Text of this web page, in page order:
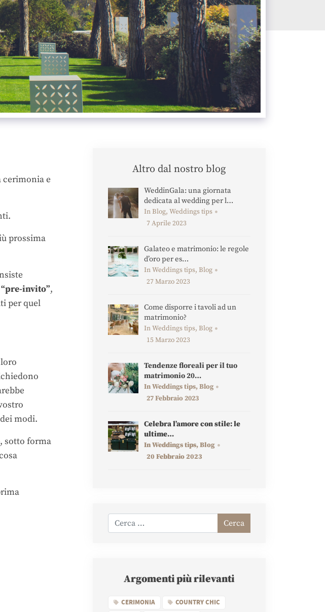
cerimonia e
prossima
“pre-invito”,
per quel
modi.
sotto forma
Altro dal nostro blog
WeddinGala: una giornata
dedicata al wedding per l…
In Blog, Weddings tips
7 Aprile 2023
Galateo e matrimonio: le regole
d’oro per es…
In Weddings tips, Blog
27 Marzo 2023
Come disporre i tavoli ad un
matrimonio?
In Weddings tips, Blog
15 Marzo 2023
Tendenze floreali per il tuo
matrimonio 20…
In Weddings tips, Blog
27 Febbraio 2023
Celebra l’amore con stile: le
ultime…
In Weddings tips, Blog
20 Febbraio 2023
Cerca
Argomenti più rilevanti
CERIMONIA
COUNTRY CHIC